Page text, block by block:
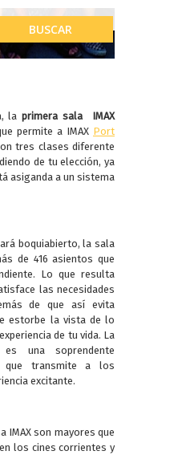
laprimera sala IMAX
permite a IMAX Port
tres clases diferente
de tu elección, ya
asiganda a un sistema
boquiabierto, la sala
de 416 asientos que
Lo que resulta
las necesidades
de que así evita
estorbe la vista de lo
de tu vida. La
es una soprendente
que transmite a los
excitante.
IMAX son mayores que
los cines corrientes y